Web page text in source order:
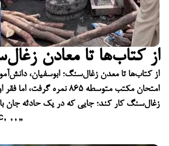
از کتاب‌ها تا معادن
از کتاب‌ها تا معدن زغال‌سنگ؛ ابوسفیان،
امتحان مکتب متوسطه ۸۶۵
زغال‌سنگ کار کند؛ جایی که در یک حادثه جان
, ,,,,